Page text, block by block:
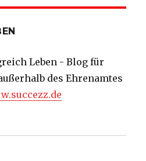
Leben - Blog für
des Ehrenamtes